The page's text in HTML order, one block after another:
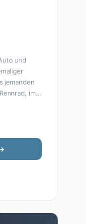
und
jemanden
im
Egal ob
Olympia –
mit der
Sport ist
unser Auto-
Sport oder